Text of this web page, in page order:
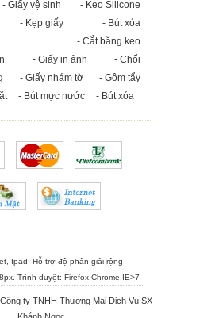
- Giấy vệ sinh
- Keo Silicone
- Kẹp giấy
- Bút xóa
- Cắt băng keo
- Giấy in ảnh
- Chổi
- Giấy nhám tờ
- Gôm tẩy
- Bút mực nước - Bút xóa
Ipad: Hỗ trợ độ phân giải rộng
Trình duyệt: Firefox Chrome IE>7
ty TNHH Thương Mại Dịch Vụ SX